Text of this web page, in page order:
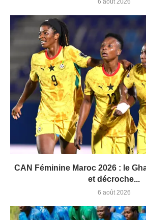
6 août 2026
CAN Féminine Maroc 2026 : le
et décroche...
6 août 2026